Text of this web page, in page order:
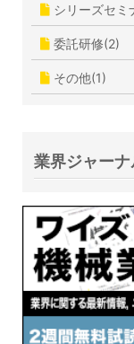
シリーズセミ
委託研修(2)
その他(1)
業界ジャーナ